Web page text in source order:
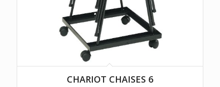
CHARIOT CHAISES 6